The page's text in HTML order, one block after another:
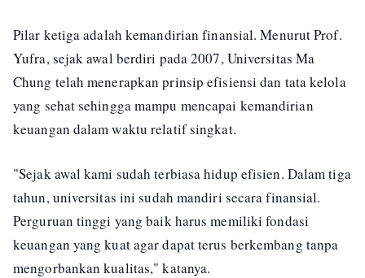
Pilar ketiga adalah kemandirian finansial. Menurut Prof.
Yufra, sejak awal berdiri pada 2007, Universitas Ma
Chung telah menerapkan prinsip efisiensi dan tata kelola
yang sehat sehingga mampu mencapai kemandirian
keuangan dalam waktu relatif singkat.
"Sejak awal kami sudah terbiasa hidup efisien. Dalam tiga
tahun, universitas ini sudah mandiri secara finansial.
Perguruan tinggi yang baik harus memiliki fondasi
keuangan yang kuat agar dapat terus berkembang tanpa
mengorbankan kualitas," katanya.